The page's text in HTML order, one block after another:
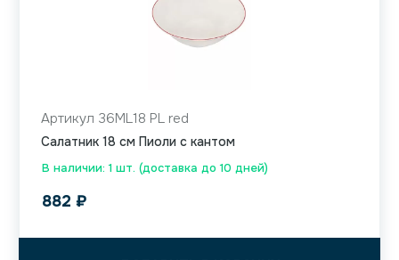
В наличии: 1 шт. (доставка до 10 дней)
Артикул 36ML18 PL red
Салатник 18 см Пиоли с кантом
882 ₽